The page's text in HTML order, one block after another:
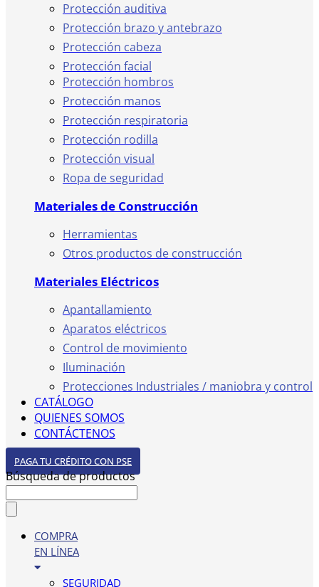
Protección auditiva
Protección brazo y antebrazo
Protección cabeza
Protección facial
Protección hombros
Protección manos
Protección respiratoria
Protección rodilla
Protección visual
Ropa de seguridad
Materiales de Construcción
Herramientas
Otros productos de construcción
Materiales Eléctricos
Apantallamiento
Aparatos eléctricos
Control de movimiento
Iluminación
Protecciones Industriales / maniobra y control
CATÁLOGO
QUIENES SOMOS
CONTÁCTENOS
PAGA TU CRÉDITO CON PSE
Búsqueda de productos
COMPRA
EN LÍNEA
SEGURIDAD